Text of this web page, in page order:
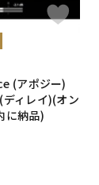
(アポジー)
ィレイ)(オン
に納品)